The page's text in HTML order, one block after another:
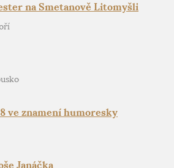
na Smetanově Litomyšli
ve znamení humoresky
Janáčka